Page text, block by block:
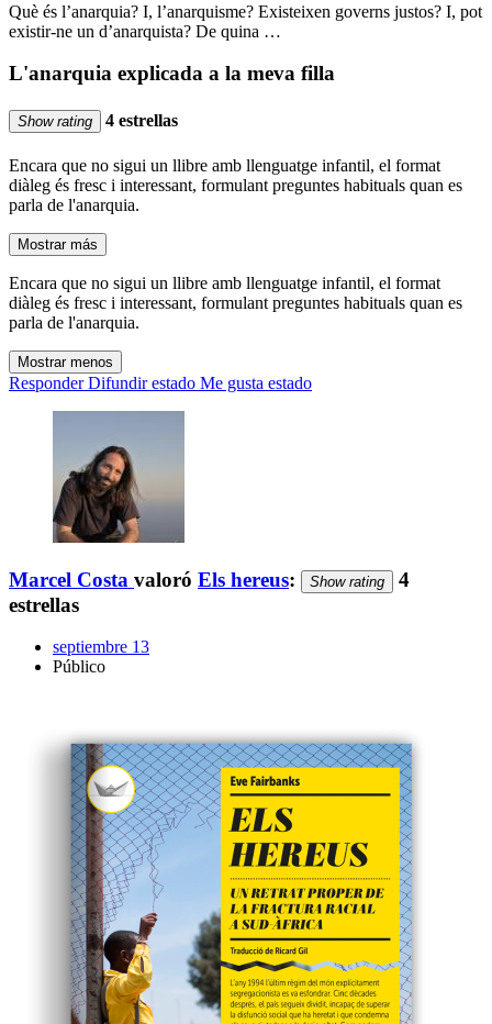
Què és l’anarquia? I, l’anarquisme? Existeixen governs justos? I, pot
existir-ne un d’anarquista? De quina …
L'anarquia explicada a la meva filla
Show rating 4 estrellas
Encara que no sigui un llibre amb llenguatge infantil, el format
diàleg és fresc i interessant, formulant preguntes habituals quan es
parla de l'anarquia.
Mostrar más
Encara que no sigui un llibre amb llenguatge infantil, el format
diàleg és fresc i interessant, formulant preguntes habituals quan es
parla de l'anarquia.
Mostrar menos
Responder Difundir estado Me gusta estado
Marcel Costa valoró Els hereus: Show rating
4
estrellas
septiembre 13
Público